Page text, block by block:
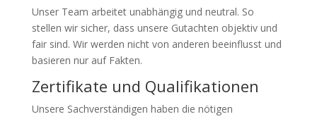
Unser Team arbeitet unabhängig und neutral. So
stellen wir sicher, dass unsere Gutachten objektiv und
fair sind. Wir werden nicht von anderen beeinflusst und
basieren nur auf Fakten.
Zertifikate und Qualifikationen
Unsere Sachverständigen haben die nötigen